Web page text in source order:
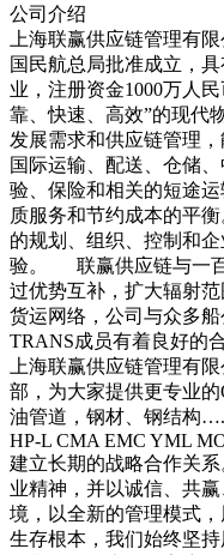
公司介绍
上海联赢供应链管理有
国民航总局批准成立，
业，注册资金1000万人
靠、快速、高效”的现代
发展需求和供应链管理
国际运输、配送、仓储
验、保险和相关的短途
质服务和节约成本的平
的规划、组织、控制和
验。 联赢供应链与一百
过优势互补，扩大辐射
货运网络，公司与众多
TRANS成员有着良好的
上海联赢供应链管理有
部，为大家提供更专业
油管道，钢材、钢结构
HP-L CMA EMC YML
建立长期的战略合作关
业精神，并以诚信、共
境，以全新的管理模式
生存根本，我们始终坚